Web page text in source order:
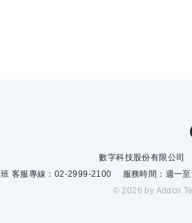
數字科技股份有限公司
客服專線：02-2999-2100
服務時間：週一
© 2026 by Addcn